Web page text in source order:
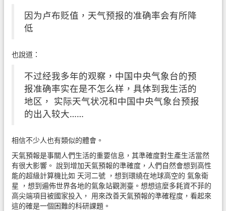
因为卢布贬值，天气预报的准确率会有所降
低
也說道：
不过经我多年的观察，中国中央气象台的预
报准确率实在是不怎么样，具体到我生活的
地区， 实际天气状况和中国中央气象台预报
的出入较大……
相信不少人也有類似的體會。
天氣預報是事關人們生活的重要信息，其準確度對生產生活當然
有很大影響。 說到增加天氣預報的準確度，人們自然會想到高性
能的超級計算機比如 天河二號 ，想到環繞在地球高空的 氣象衛
星 ，想到遍佈世界各地的氣象站觀測臺。想想這麼多耗資不菲的
高尖端項目被國家投入， 用來改善天氣預報的準確程度，看起來
這的確是一個困難的科研課題。